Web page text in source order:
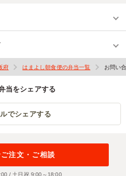
府 はまよし朝食便の弁当一覧 お問い
当をシェアする
でシェアする
注文・ご相談
/ 土日祝 9:00～18:00